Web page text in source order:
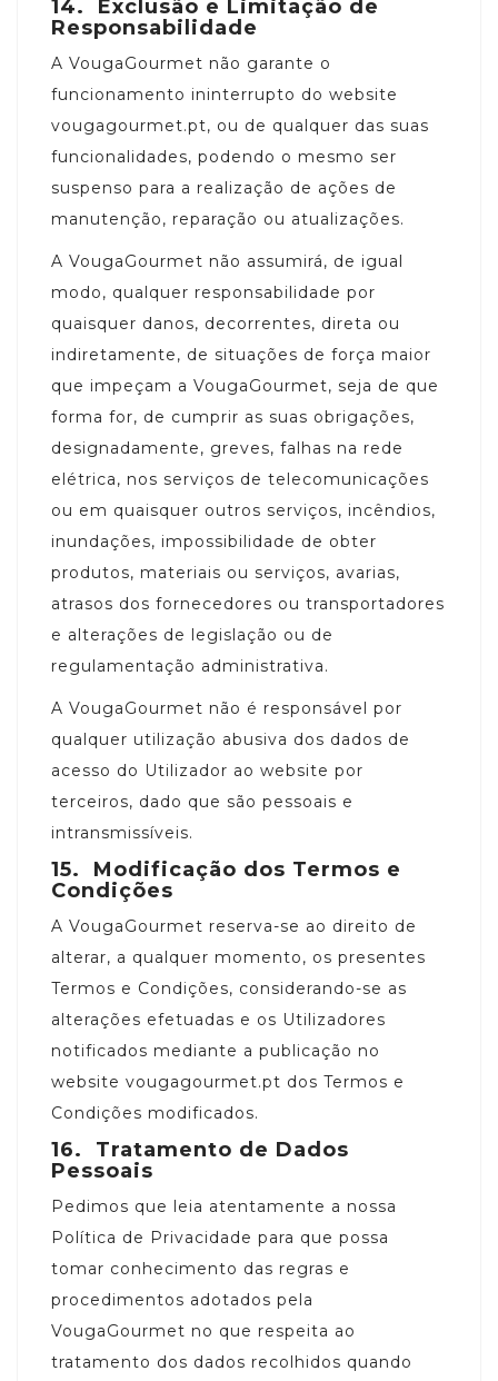
14.
Exclusão e Limitação de
Responsabilidade
A VougaGourmet não garante o
funcionamento ininterrupto do website
vougagourmet.pt, ou de qualquer das suas
funcionalidades, podendo o mesmo ser
suspenso para a realização de ações de
manutenção, reparação ou atualizações.
A VougaGourmet não assumirá, de igual
modo, qualquer responsabilidade por
quaisquer danos, decorrentes, direta ou
indiretamente, de situações de força maior
que impeçam a VougaGourmet, seja de que
forma for, de cumprir as suas obrigações,
designadamente, greves, falhas na rede
elétrica, nos serviços de telecomunicações
ou em quaisquer outros serviços, incêndios,
inundações, impossibilidade de obter
produtos, materiais ou serviços, avarias,
atrasos dos fornecedores ou transportadores
e alterações de legislação ou de
regulamentação administrativa.
A VougaGourmet não é responsável por
qualquer utilização abusiva dos dados de
acesso do Utilizador ao website por
terceiros, dado que são pessoais e
intransmissíveis.
15.
Modificação dos Termos e
Condições
A VougaGourmet reserva-se ao direito de
alterar, a qualquer momento, os presentes
Termos e Condições, considerando-se as
alterações efetuadas e os Utilizadores
notificados mediante a publicação no
website vougagourmet.pt dos Termos e
Condições modificados.
16.
Tratamento de Dados
Pessoais
Pedimos que leia atentamente a nossa
Política de Privacidade para que possa
tomar conhecimento das regras e
procedimentos adotados pela
VougaGourmet no que respeita ao
tratamento dos dados recolhidos quando